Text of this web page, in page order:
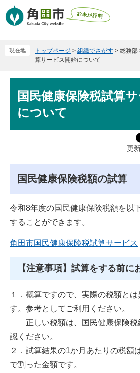
ー
ニ
現在地 トップページ > 組織でさがす > 総務部
算サービス開始について
国民健康保険税試算
について
更
国民健康保険税額の試算
令和8年度の国民健康保険税額を以
することができます。
角田市国民健康保険税試算サービス
【注意事項】試算をする前に
１．概算ですので、実際の税額とは
す。参考としてご利用ください。
正しい税額は、国民健康保険税
認ください。
２．試算結果の1か月あたりの税額
で割った金額です。